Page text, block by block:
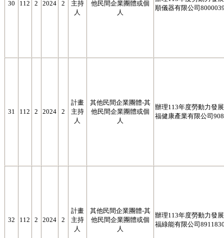
30 112 2 2024 2
主持
人
他民間企業團體或個
人
順儀器有限公司
31 112 2 2024 2
計畫
主持
人
其他民間企業團體-其
他民間企業團體或個
人
辦理113年度勞動力發
福健康產業有限公司
32 112 2 2024 2
計畫
主持
人
其他民間企業團體-其
他民間企業團體或個
人
辦理113年度勞動力發
福綠能有限公司